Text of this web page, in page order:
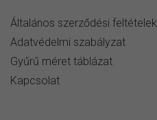
Általános szerződési feltételek
Adatvédelmi szabályzat
Gyűrű méret táblázat
Kapcsolat